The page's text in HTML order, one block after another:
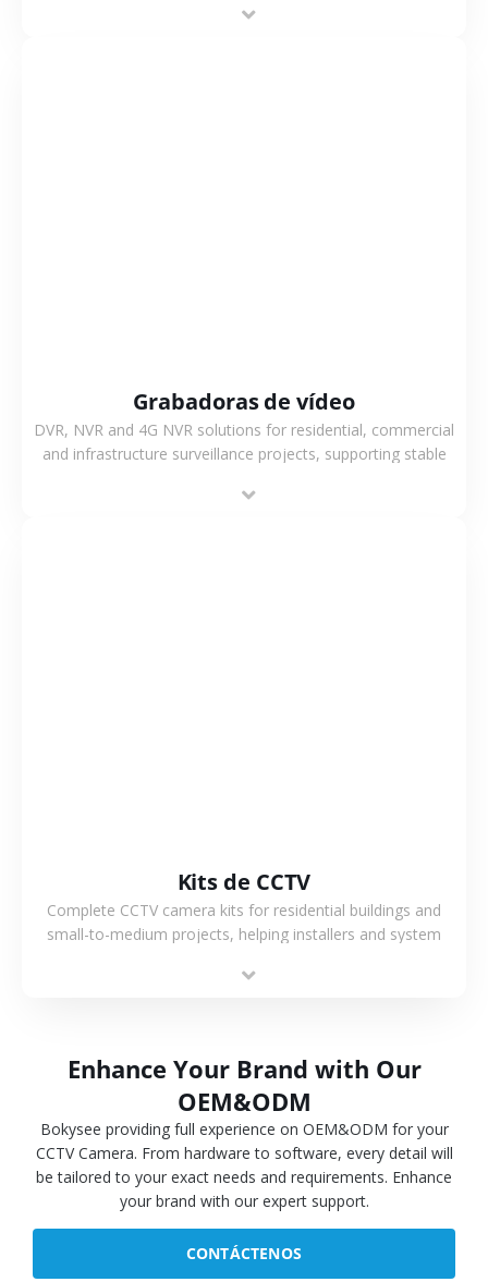
flexible coverage.
Grabadoras de vídeo
DVR, NVR and 4G NVR solutions for residential, commercial
and infrastructure surveillance projects, supporting stable
Kits de CCTV
Complete CCTV camera kits for residential buildings and
small-to-medium projects, helping installers and system
Enhance Your Brand with Our
OEM&ODM
Bokysee providing full experience on OEM&ODM for your
CCTV Camera. From hardware to software, every detail will
be tailored to your exact needs and requirements. Enhance
your brand with our expert support.
CONTÁCTENOS